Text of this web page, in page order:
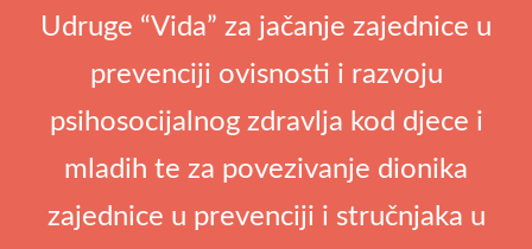
Udruge “Vida” za jačanje zajednice u
prevenciji ovisnosti i razvoju
psihosocijalnog zdravlja kod djece i
mladih te za povezivanje dionika
zajednice u prevenciji i stručnjaka u